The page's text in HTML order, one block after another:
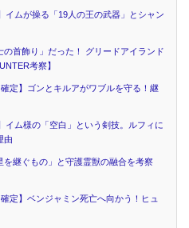
イムが操る「19人の王の武器」とシャン
首飾り」だった！ グリードアイランド
考察】
定】ゴンとキルアがワブルを守る！継
イム様の「空白」という剣技。ルフィに
由
継ぐもの」と守護霊獣の融合を考察
定】ベンジャミン死亡へ向かう！ヒュ